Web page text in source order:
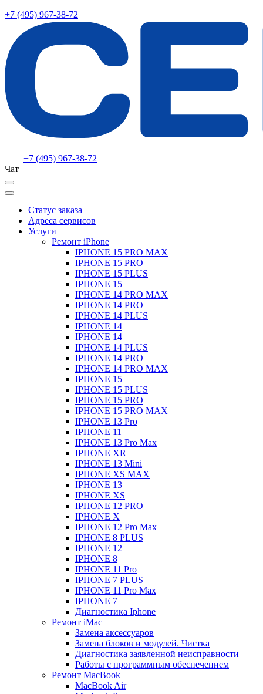
+7 (495) 967-38-72
+7 (495) 967-38-72
Чат
Статус заказа
Адреса сервисов
Услуги
Ремонт iPhone
IPHONE 15 PRO MAX
IPHONE 15 PRO
IPHONE 15 PLUS
IPHONE 15
IPHONE 14 PRO MAX
IPHONE 14 PRO
IPHONE 14 PLUS
IPHONE 14
IPHONE 14
IPHONE 14 PLUS
IPHONE 14 PRO
IPHONE 14 PRO MAX
IPHONE 15
IPHONE 15 PLUS
IPHONE 15 PRO
IPHONE 15 PRO MAX
IPHONE 13 Pro
IPHONE 11
IPHONE 13 Pro Max
IPHONE XR
IPHONE 13 Mini
IPHONE XS MAX
IPHONE 13
IPHONE XS
IPHONE 12 PRO
IPHONE X
IPHONE 12 Pro Max
IPHONE 8 PLUS
IPHONE 12
IPHONE 8
IPHONE 11 Pro
IPHONE 7 PLUS
IPHONE 11 Pro Max
IPHONE 7
Диагностика Iphone
Ремонт iMac
Замена аксессуаров
Замена блоков и модулей. Чистка
Диагностика заявленной неисправности
Работы с программным обеспечением
Ремонт MacBook
MacBook Air